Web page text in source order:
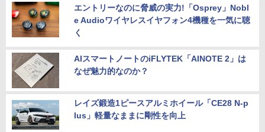
エントリーなのに脅威の実力!「Osprey」Nobl
e Audioワイヤレスイヤフォン4機種を一気に聴
く
AIスマートノートのiFLYTEK「AINOTE 2」は
なぜ魅力的なのか？
レイズ鍛造1ピースアルミホイール「CE28 N-p
lus」軽量なままに剛性を向上